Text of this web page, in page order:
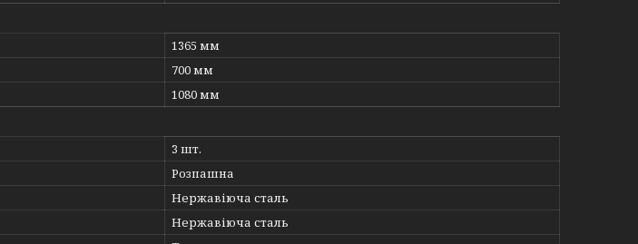
1365 мм
700 мм
1080 мм
3 шт.
Розпашна
Нержавіюча сталь
Нержавіюча сталь